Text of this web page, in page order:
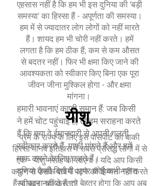
एहसास नहीं है कि हम भी इस दुनिया की 'बड़ी
समस्या' का हिस्सा हैं - अपूर्णता की समस्या।
हम में से ज्यादातर लोग लोगों को नहीं मारते
हैं। शायद हम भी चोरी नहीं करते। हमें
लगता है कि हम ठीक हैं; कम से कम औसत
से बदतर नहीं। फिर भी क्षमा किए जाने की
आवश्यकता को स्वीकार किए बिना एक पूरा
जीवन जीना मुश्किल होगा - और क्षमा
मांगना।
हमारी भावनाएं काफी समान हैं: जब किसी
ने हमें चोट पहुंचाई है, तो हम सराहना करते
हैं कि क्या वे ईमानदारी से अपनी गलती
स्वीकार करते हैं, माफी मांगते हैं और हमें
माफ करने के लिए कहते हैं।
दुनिया कैसी दिखेगी अगर कोई कभी गलत
स्वीकार नहीं करता?
प्रेम के राज्य के लिए इस पासपोर्ट का बाकी
हिस्सा मानव इतिहास में सबसे प्रसिद्ध लोगों में से
एक - यीशु मसीह को लाएगा। यदि आप किसी
कारण से उसके बारे में पढ़ने की हिम्मत नहीं करते
हैं या पढ़ना चाहते हैं, तो बेहतर होगा कि आप अब
यीशु